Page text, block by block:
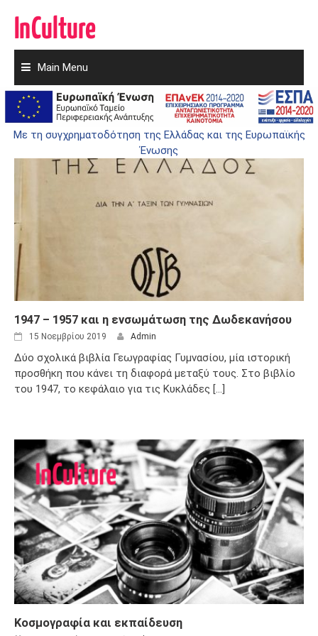
to
content
Main Menu
Με τη συγχρηματοδότηση της Ελλάδας και της Ευρωπαϊκής
Ένωσης
ΕΚΠΑΊΔΕΥΣΗ
1947 – 1957 και η ενσωμάτωση της Δωδεκανήσου
15 Νοεμβρίου 2019 Admin
Δύο σχολικά βιβλία Γεωγραφίας Γυμνασίου, μία ιστορική
προσθήκη που κάνει τη διαφορά μεταξύ τους. Στο βιβλίο
του 1947, το κεφάλαιο για τις Κυκλάδες [...]
Κοσμογραφία και εκπαίδευση